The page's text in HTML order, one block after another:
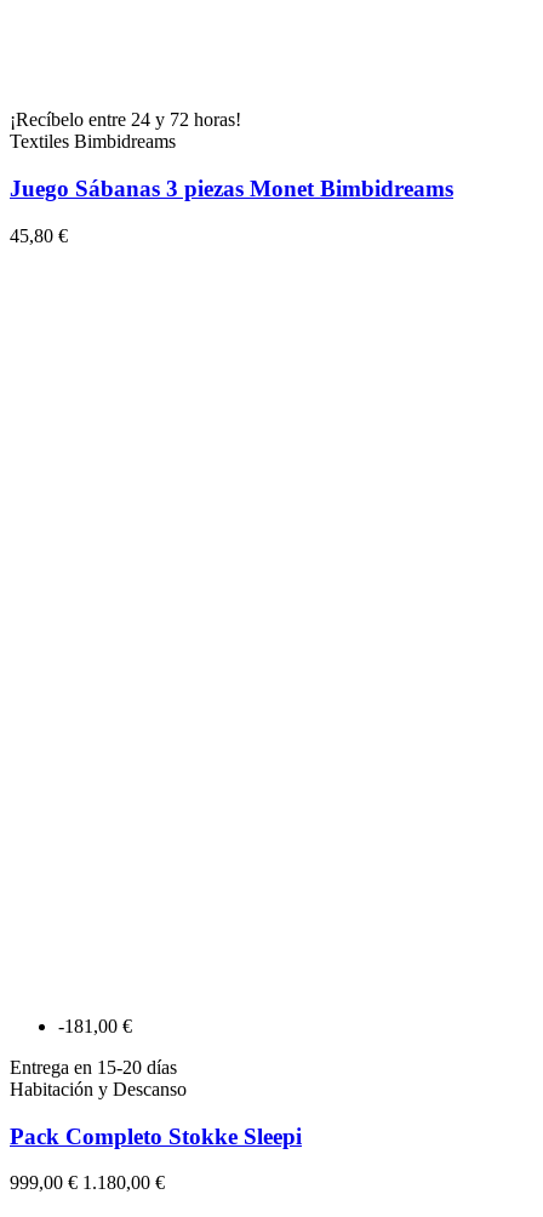
¡Recíbelo entre 24 y 72 horas!
Textiles Bimbidreams
Juego Sábanas 3 piezas Monet Bimbidreams
45,80 €
-181,00 €
Entrega en 15-20 días
Habitación y Descanso
Pack Completo Stokke Sleepi
999,00 € 1.180,00 €